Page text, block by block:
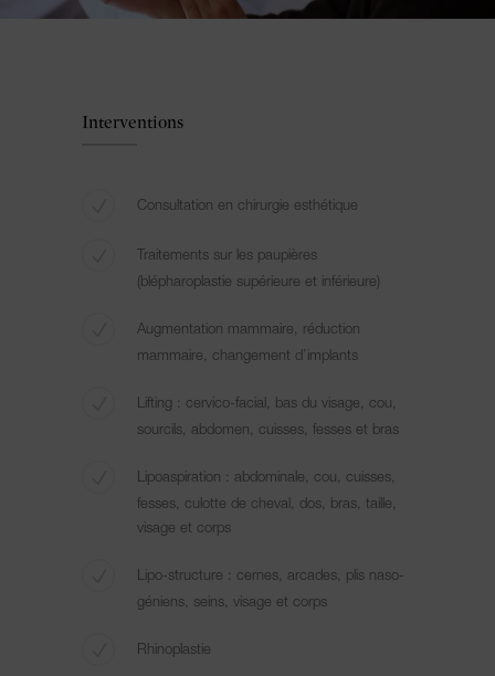
Interventions
Consultation en chirurgie esthétique
Traitements sur les paupières
(blépharoplastie supérieure et inférieure)
Augmentation mammaire, réduction
mammaire, changement d’implants
Lifting : cervico-facial, bas du visage, cou,
sourcils, abdomen, cuisses, fesses et bras
Lipoaspiration : abdominale, cou, cuisses,
fesses, culotte de cheval, dos, bras, taille,
visage et corps
Lipo-structure : cernes, arcades, plis naso-
géniens, seins, visage et corps
Rhinoplastie